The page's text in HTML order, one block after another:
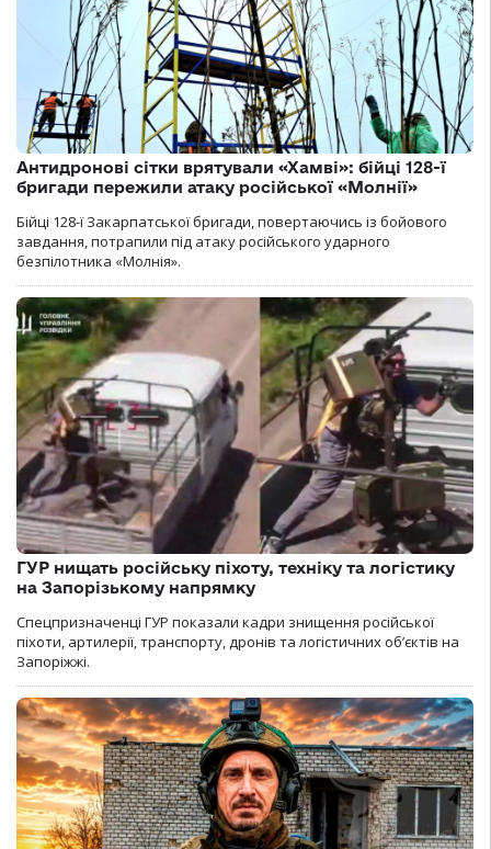
Антидронові сітки врятували «Хамві»: бійці 128-ї
бригади пережили атаку російської «Молнії»
Бійці 128-ї Закарпатської бригади, повертаючись із бойового
завдання, потрапили під атаку російського ударного
безпілотника «Молнія».
ГУР нищать російську піхоту, техніку та логістику
на Запорізькому напрямку
Спецпризначенці ГУР показали кадри знищення російської
піхоти, артилерії, транспорту, дронів та логістичних об’єктів на
Запоріжжі.